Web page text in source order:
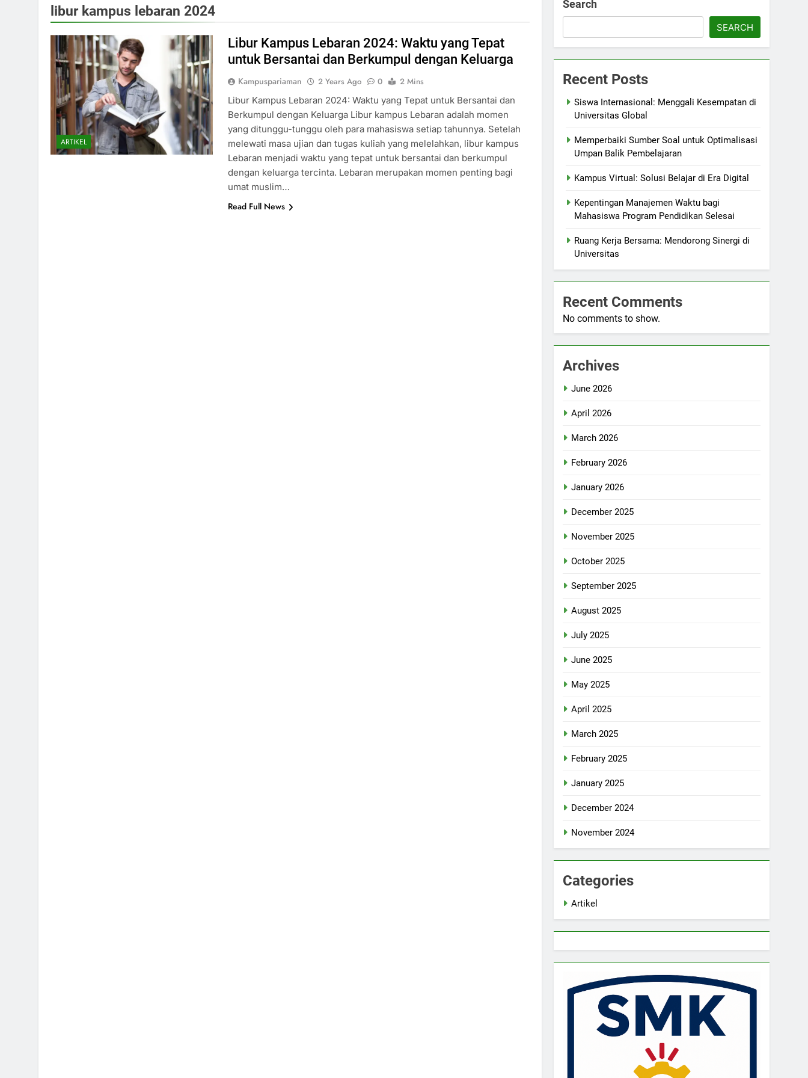
libur kampus lebaran 2024
ARTIKEL
Libur Kampus Lebaran 2024: Waktu yang Tepat
untuk Bersantai dan Berkumpul dengan Keluarga
Kampuspariaman 2 Years Ago 0
2 Mins
Libur Kampus Lebaran 2024: Waktu yang Tepat untuk Bersantai dan
Berkumpul dengan Keluarga Libur kampus Lebaran adalah momen
yang ditunggu-tunggu oleh para mahasiswa setiap tahunnya. Setelah
melewati masa ujian dan tugas kuliah yang melelahkan, libur kampus
Lebaran menjadi waktu yang tepat untuk bersantai dan berkumpul
dengan keluarga tercinta. Lebaran merupakan momen penting bagi
umat muslim…
Read Full News
Search
SEARCH
Recent Posts
Siswa Internasional: Menggali Kesempatan di
Universitas Global
Memperbaiki Sumber Soal untuk Optimalisasi
Umpan Balik Pembelajaran
Kampus Virtual: Solusi Belajar di Era Digital
Kepentingan Manajemen Waktu bagi
Mahasiswa Program Pendidikan Selesai
Ruang Kerja Bersama: Mendorong Sinergi di
Universitas
Recent Comments
No comments to show.
Archives
June 2026
April 2026
March 2026
February 2026
January 2026
December 2025
November 2025
October 2025
September 2025
August 2025
July 2025
June 2025
May 2025
April 2025
March 2025
February 2025
January 2025
December 2024
November 2024
Categories
Artikel